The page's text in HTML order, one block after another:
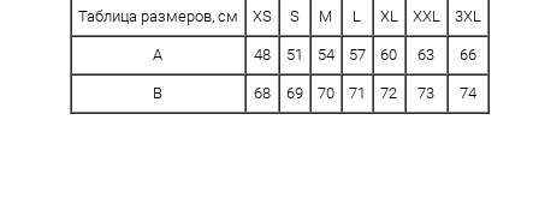
Таблица размеров, см
XS S M L XL XXL 3XL
A 48 51 54 57 60 63 66
B 68 69 70 71 72 73 74